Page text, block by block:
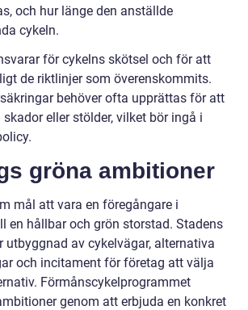
och hur länge den anställde
cykeln.
för cykelns skötsel och för att
de riktlinjer som överenskommits.
behöver ofta upprättas för att
eller stölder, vilket bör ingå i
gröna ambitioner
mål att vara en föregångare i
en hållbar och grön storstad. Stadens
utbyggnad av cykelvägar, alternativa
och incitament för företag att välja
Förmånscykelprogrammet
genom att erbjuda en konkret